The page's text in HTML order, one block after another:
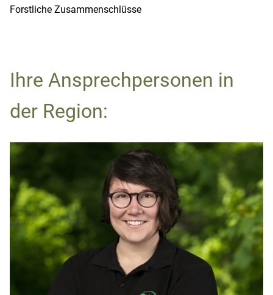
Forstliche Zusammenschlüsse
Ihre Ansprechpersonen in
der Region: